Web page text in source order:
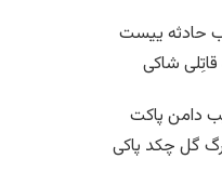
حادثه ییست
قاتِلی شاکی
دامن پاکت
گل چکد پاکی